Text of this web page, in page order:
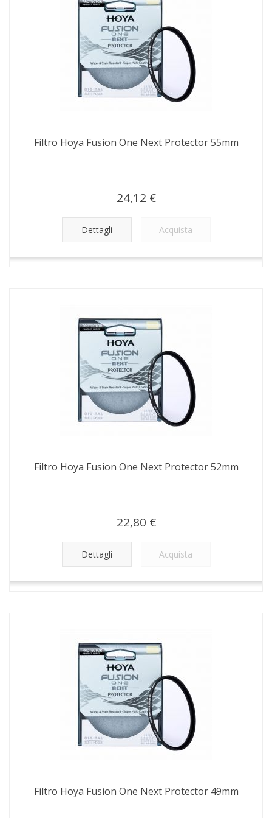
Filtro Hoya Fusion One Next Protector 55mm
24,12 €
Dettagli Acquista
Filtro Hoya Fusion One Next Protector 52mm
22,80 €
Dettagli Acquista
Filtro Hoya Fusion One Next Protector 49mm